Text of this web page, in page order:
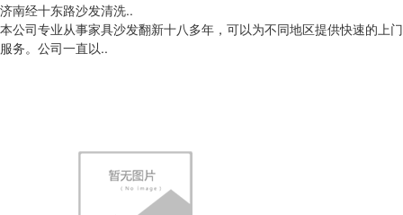
济南经十东路沙发清洗..
本公司专业从事家具沙发翻新十八多年，可以为不同地区提供快速的上门
服务。公司一直以..